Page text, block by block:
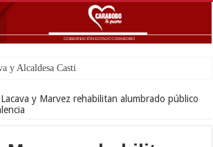
y Alcaldesa Castillo reinauguraro
Lacava y Marvez rehabilitan alumbrado público